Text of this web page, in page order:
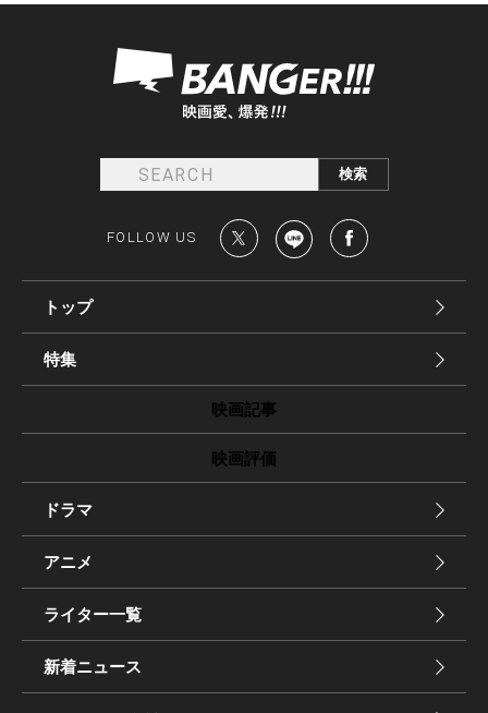
FOLLOW US
トップ
特集
映画記事
映画評価
ドラマ
アニメ
ライター一覧
新着ニュース